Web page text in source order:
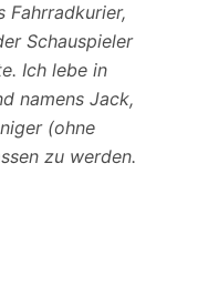
Fahrradkurier,
Schauspieler
Ich lebe in
namens Jack,
(ohne
zu werden.